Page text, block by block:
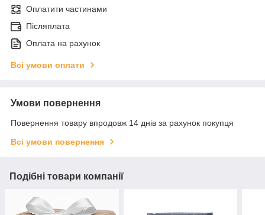
Оплатити частинами
Післяплата
Оплата на рахунок
Всі умови оплати
Умови повернення
Повернення товару впродовж 14 днів за рахунок покупця
Всі умови повернення
Подібні товари компанії